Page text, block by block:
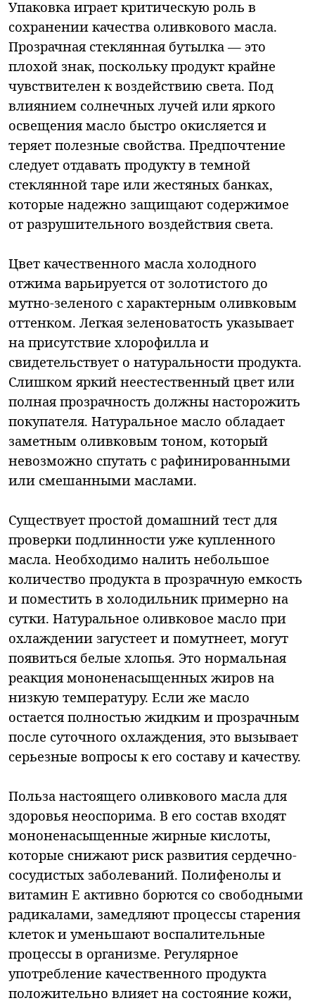
Упаковка играет критическую роль в
сохранении качества оливкового масла.
Прозрачная стеклянная бутылка — это
плохой знак, поскольку продукт крайне
чувствителен к воздействию света. Под
влиянием солнечных лучей или яркого
освещения масло быстро окисляется и
теряет полезные свойства. Предпочтение
следует отдавать продукту в темной
стеклянной таре или жестяных банках,
которые надежно защищают содержимое
от разрушительного воздействия света.
Цвет качественного масла холодного
отжима варьируется от золотистого до
мутно-зеленого с характерным оливковым
оттенком. Легкая зеленоватость указывает
на присутствие хлорофилла и
свидетельствует о натуральности продукта.
Слишком яркий неестественный цвет или
полная прозрачность должны насторожить
покупателя. Натуральное масло обладает
заметным оливковым тоном, который
невозможно спутать с рафинированными
или смешанными маслами.
Существует простой домашний тест для
проверки подлинности уже купленного
масла. Необходимо налить небольшое
количество продукта в прозрачную емкость
и поместить в холодильник примерно на
сутки. Натуральное оливковое масло при
охлаждении загустеет и помутнеет, могут
появиться белые хлопья. Это нормальная
реакция мононенасыщенных жиров на
низкую температуру. Если же масло
остается полностью жидким и прозрачным
после суточного охлаждения, это вызывает
серьезные вопросы к его составу и качеству.
Польза настоящего оливкового масла для
здоровья неоспорима. В его состав входят
мононенасыщенные жирные кислоты,
которые снижают риск развития сердечно-
сосудистых заболеваний. Полифенолы и
витамин E активно борются со свободными
радикалами, замедляют процессы старения
клеток и уменьшают воспалительные
процессы в организме. Регулярное
употребление качественного продукта
положительно влияет на состояние кожи,